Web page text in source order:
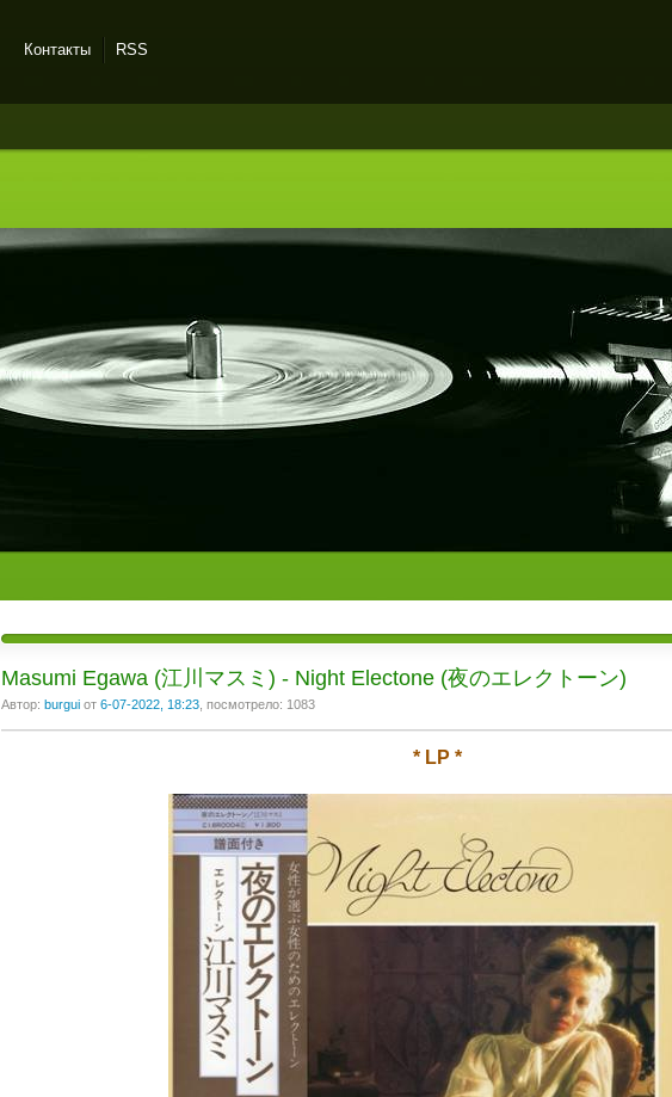
Контакты RSS
Masumi Egawa (江川マスミ) - Night Electone (夜のエレクトーン)
Автор: burgui от 6-07-2022, 18:23 , посмотрело: 1083
* LP *